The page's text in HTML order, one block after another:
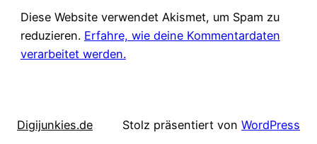
Diese Website verwendet Akismet, um Spam zu
reduzieren. Erfahre, wie deine Kommentardaten
verarbeitet werden.
Digijunkies.de Stolz präsentiert von WordPress